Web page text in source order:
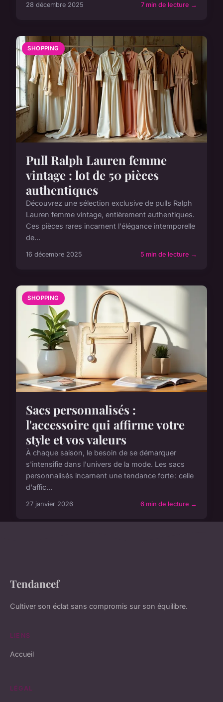
28 décembre 2025 7 min de lecture →
SHOPPING
Pull Ralph Lauren femme
vintage : lot de 50 pièces
authentiques
Découvrez une sélection exclusive de pulls Ralph
Lauren femme vintage, entièrement authentiques.
Ces pièces rares incarnent l'élégance intemporelle
de...
16 décembre 2025 5 min de lecture →
SHOPPING
Sacs personnalisés :
l'accessoire qui affirme votre
style et vos valeurs
À chaque saison, le besoin de se démarquer
s'intensifie dans l'univers de la mode. Les sacs
personnalisés incarnent une tendance forte : celle
d'affic...
27 janvier 2026 6 min de lecture →
Tendancef
Cultiver son éclat sans compromis sur son équilibre.
LIENS
Accueil
LÉGAL